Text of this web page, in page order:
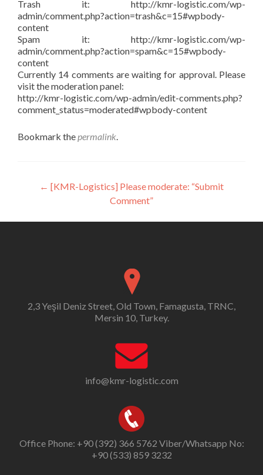
Trash it: http://kmr-logistic.com/wp-
admin/comment.php?action=trash&c=15#wpbody-
content
Spam it: http://kmr-logistic.com/wp-
admin/comment.php?action=spam&c=15#wpbody-
content
Currently 14 comments are waiting for approval. Please
visit the moderation panel:
http://kmr-logistic.com/wp-admin/edit-comments.php?
comment_status=moderated#wpbody-content
Bookmark thepermalink.
Post
navigation
← [KMR-Logistics] Please moderate: “Submit
Comment”
2,3 Yeşil Deniz Street, Old Town, Famagusta, TRNC,
Mersin 10, Turkey.
info@kmr-logistic.com
Office Phone: +90 (392) 366 5762 Viber/Whatsapp No:
+90 (533) 859 3232